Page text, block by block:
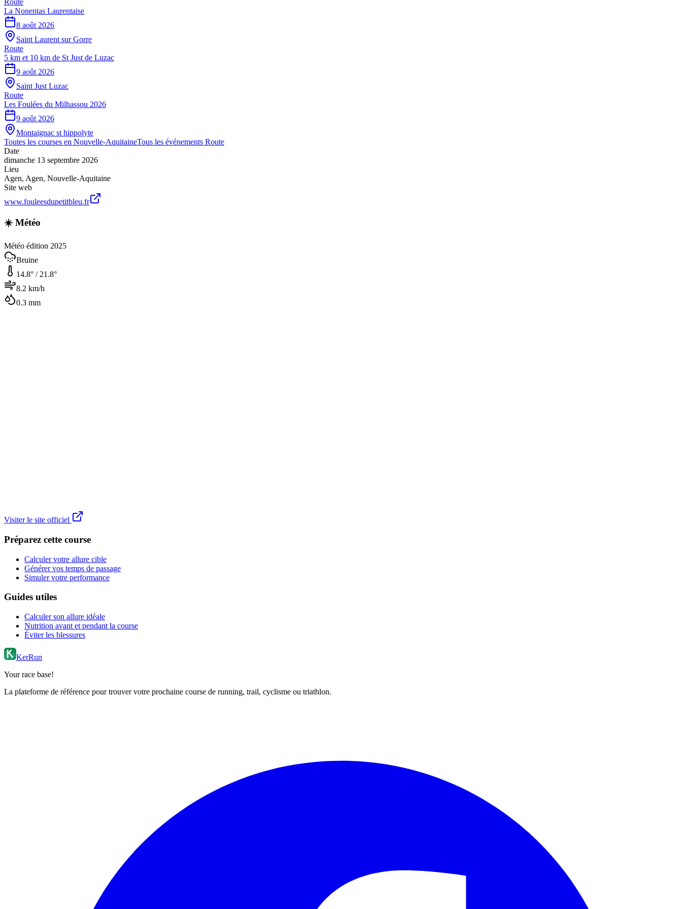
La Nonentas Laurentaise
8 août 2026
Saint Laurent sur Gorre
Route
5 km et 10 km de St Just de Luzac
9 août 2026
Saint Just Luzac
Route
Les Foulées du Milhassou 2026
9 août 2026
Montaignac st hippolyte
Toutes les courses en Nouvelle-AquitaineTous les événements Route
Date
dimanche 13 septembre 2026
Lieu
Agen, Agen, Nouvelle-Aquitaine
Site web
www.fouleesdupetitbleu.fr
☀️ Météo
Météo édition 2025
Bruine
14.8° / 21.8°
8.2 km/h
0.3 mm
Visiter le site officiel
Préparez cette course
Calculer votre allure cible
Générer vos temps de passage
Simuler votre performance
Guides utiles
Calculer son allure idéale
Nutrition avant et pendant la course
Éviter les blessures
KerRun
Your race base!
La plateforme de référence pour trouver votre prochaine course de running, trail, cyclisme ou triathlon.